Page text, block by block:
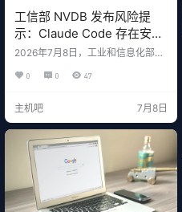
工信部 NVDB 发布风险提
示：Claude Code 存在安全
后门，监控机制窃取用户信
2026年7月8日，工业和信息化部网
VDB）正式发布了一则风险提示：A
后门隐患，可能在未经用户同意的
情况下向远程服务器回传用户地
域、身份标识等敏感信息。 这不是
社区猜测，不是技术推测，而是国
家网络安全监管机构的官方判定。
一、NVDB 说了什么？ NVDB 的监
测报告指出以下关键信息： 项目内
容产品Claude Code…
0 0 47
主机吧 7月8日